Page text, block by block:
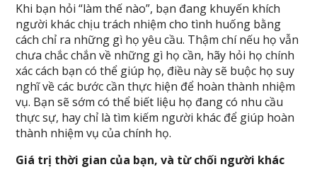
Khi bạn hỏi “làm thế nào”, bạn đang khuyến khích
người khác chịu trách nhiệm cho tình huống bằng
cách chỉ ra những gì họ yêu cầu. Thậm chí nếu họ vẫn
chưa chắc chắn về những gì họ cần, hãy hỏi họ chính
xác cách bạn có thể giúp họ, điều này sẽ buộc họ suy
nghĩ về các bước cần thực hiện để hoàn thành nhiệm
vụ. Bạn sẽ sớm có thể biết liệu họ đang có nhu cầu
thực sự, hay chỉ là tìm kiếm người khác để giúp hoàn
thành nhiệm vụ của chính họ.
Giá trị thời gian của bạn, và từ chối người khác